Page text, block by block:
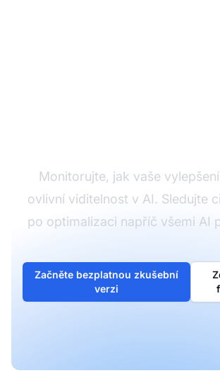
Monitorujte, jak vaše
ovlivní viditelnost v AI. Sledujte
po optimalizaci napříč všemi AI
Začněte bezplatnou zkušební
verzi